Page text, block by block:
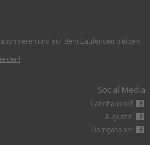
und auf dem Laufenden bleiben!
Social Media
Landhaushof
Augustin
Domgassner